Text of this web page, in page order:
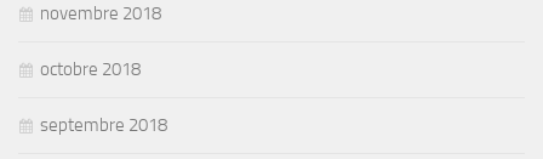
novembre 2018
octobre 2018
septembre 2018